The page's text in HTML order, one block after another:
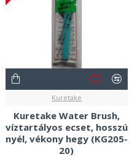
Kuretake
Kuretake Water Brush,
víztartályos ecset, hosszú
nyél, vékony hegy (KG205-
20)